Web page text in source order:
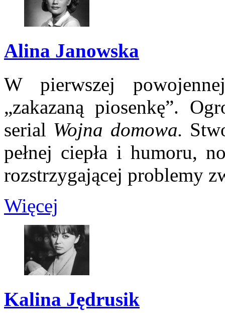
Alina Janowska
W pierwszej
„zakazaną piosenkę”.
serial Wojna domowa.
pełnej ciepła i humoru,
rozstrzygającej problemy
Więcej
Kalina Jędrusik